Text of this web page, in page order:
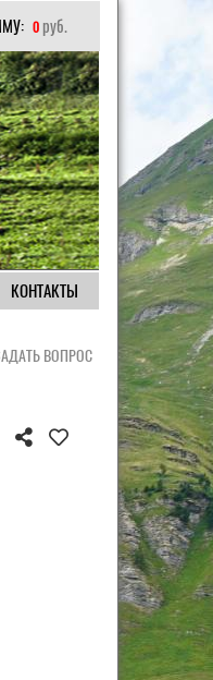
0 руб.
КОНТАКТЫ
ВОПРОС